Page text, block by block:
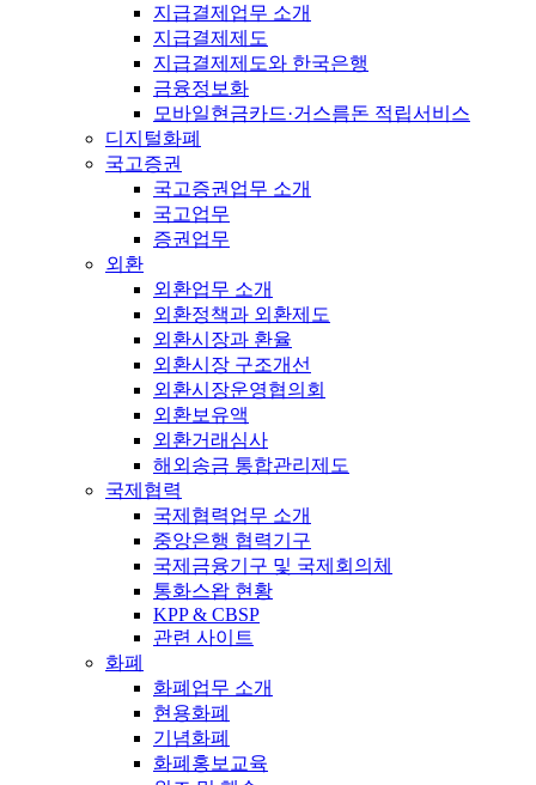
지급결제업무 소개
지급결제제도
지급결제제도와 한국은행
금융정보화
모바일현금카드·거스름돈 적립서비스
디지털화폐
국고증권
국고증권업무 소개
국고업무
증권업무
외환
외환업무 소개
외환정책과 외환제도
외환시장과 환율
외환시장 구조개선
외환시장운영협의회
외환보유액
외환거래심사
해외송금 통합관리제도
국제협력
국제협력업무 소개
중앙은행 협력기구
국제금융기구 및 국제회의체
통화스왑 현황
KPP & CBSP
관련 사이트
화폐
화폐업무 소개
현용화폐
기념화폐
화폐홍보교육